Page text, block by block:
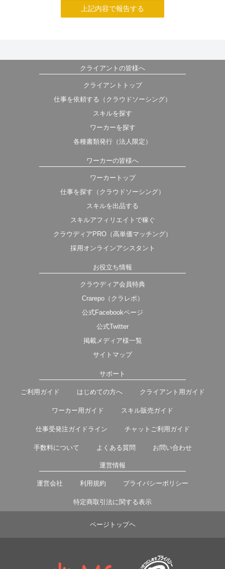
上記内容で報告する
クライアントの皆様へ
クライアントトップ
仕事を依頼する（クラウドソーシング）
スキルを探す
ワーカーを探す
各種書類発行（法人限定）
ワーカーの皆様へ
ワーカートップ
仕事を探す（クラウドソーシング）
スキルを出品する
スキルアフィリエイトで稼ぐ
クラウディアPRO（高単価マッチング）
採用オンラインアシスタント
お役立ち情報
クラウディア会員特典
Crarepo（クラレポ）
公式Facebookページ
公式Twitter
掲載メディア様一覧
サイトマップ
サポート
ご利用ガイド はじめての方へ クライアント用ガイド
ワーカー用ガイド スキル販売ガイド
仕事受発注ガイドライン チャットご利用ガイド
手数料について よくある質問 お問い合わせ
運営情報
運営会社 利用規約 プライバシーポリシー
特定商取引法に関する表示
ページトップヘ